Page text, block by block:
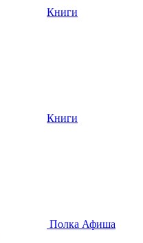
Книги
Книги
Полка Афиша